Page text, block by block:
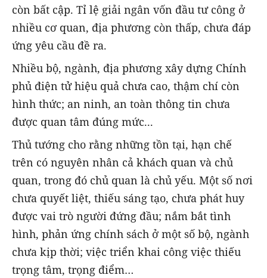
còn bất cập. Tỉ lệ giải ngân vốn đầu tư công ở
nhiều cơ quan, địa phương còn thấp, chưa đáp
ứng yêu cầu đề ra.
Nhiều bộ, ngành, địa phương xây dựng Chính
phủ điện tử hiệu quả chưa cao, thậm chí còn
hình thức; an ninh, an toàn thông tin chưa
được quan tâm đúng mức...
Thủ tướng cho rằng những tồn tại, hạn chế
trên có nguyên nhân cả khách quan và chủ
quan, trong đó chủ quan là chủ yếu. Một số nơi
chưa quyết liệt, thiếu sáng tạo, chưa phát huy
được vai trò người đứng đầu; nắm bắt tình
hình, phản ứng chính sách ở một số bộ, ngành
chưa kịp thời; việc triển khai công việc thiếu
trọng tâm, trọng điểm…